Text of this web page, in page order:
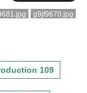
g9jf9670.jpg
109